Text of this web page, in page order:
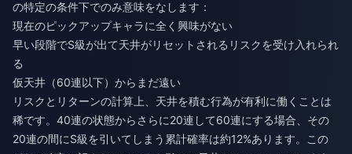
の特定の条件下でのみ意味をなします：
現在のピックアップキャラに全く興味がない
早い段階でS級が出て天井がリセットされるリスクを受け入れられ
る
仮天井（60連以下）からまだ遠い
リスクとリターンの計算上、天井を積む行為が有利に働くことは
稀です。40連の状態からさらに20連して60連にする場合、その
20連の間にS級を引いてしまう累計確率は約12%あります。この